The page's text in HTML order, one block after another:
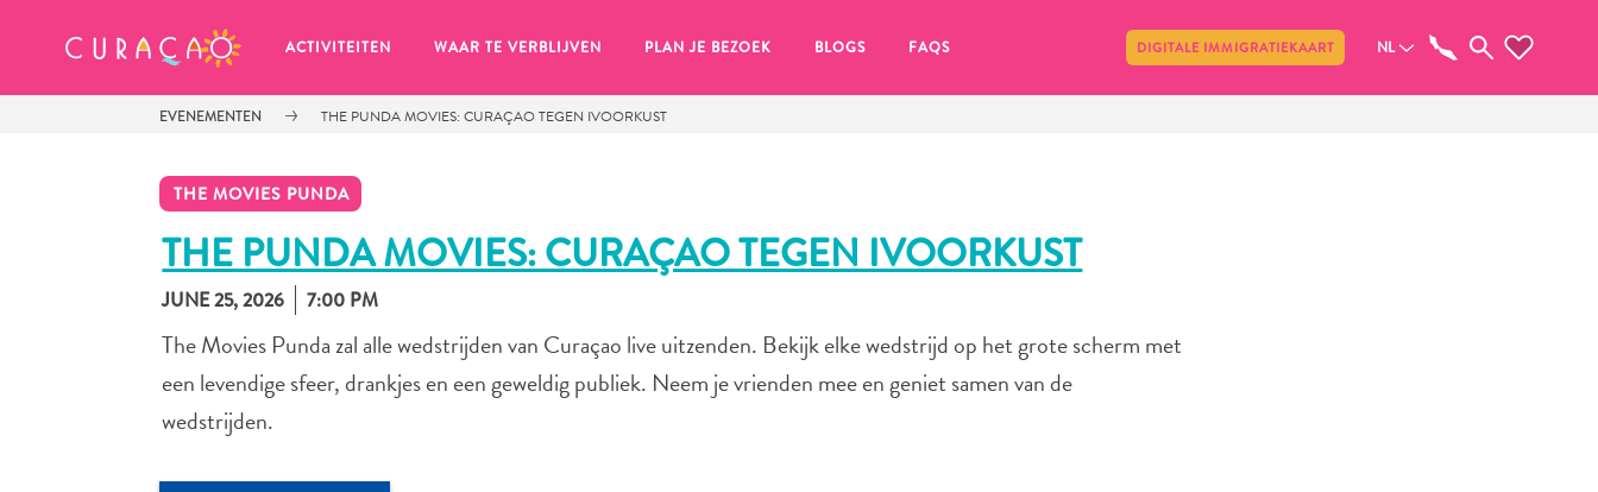
ACTIVITEITEN WAAR TE VERBLIJVEN PLAN JE BEZOEK BLOGS FAQS DIGITALE IMMIGRATIEKAART NL
EVENEMENTEN THE PUNDA MOVIES: CURAÇAO TEGEN IVOORKUST
THE MOVIES PUNDA
THE PUNDA MOVIES: CURAÇAO TEGEN IVOORKUST
JUNE 25, 2026 7:00 PM
The Movies Punda zal alle wedstrijden van Curaçao live uitzenden. Bekijk elke wedstrijd op het grote scherm met
een levendige sfeer, drankjes en een geweldig publiek. Neem je vrienden mee en geniet samen van de
wedstrijden.
MIJN FAVORIETEN Delen
Zo te zien heb je nog geen
Wanneer je iets op wil slaan om later nog eens te bekijken, klik op het